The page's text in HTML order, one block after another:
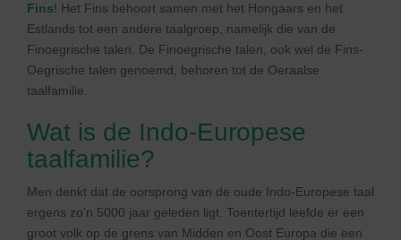
Fins! Het Fins behoort samen met het Hongaars en het
Estlands tot een andere taalgroep, namelijk die van de
Finoegrische talen. De Finoegrische talen, ook wel de Fins-
Oegrische talen genoemd, behoren tot de Oeraalse
taalfamilie.
Wat is de Indo-Europese
taalfamilie?
Men denkt dat de oorsprong van de oude Indo-Europese taal
ergens zo’n 5000 jaar geleden ligt. Toentertijd leefde er een
groot volk op de grens van Midden en Oost Europa die een